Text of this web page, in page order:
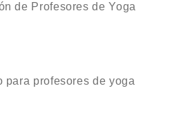
de Profesores de Yoga
para profesores de yoga